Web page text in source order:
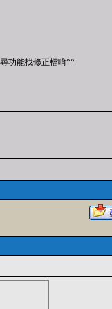
功能找修正檔唷^^